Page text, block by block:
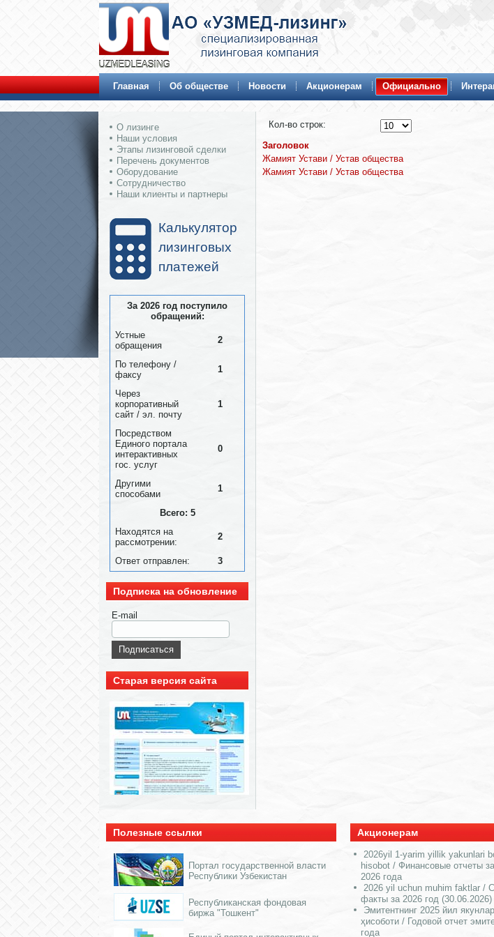
Главная Об обществе Новости Акционерам Официально
О лизинге
Наши условия
Этапы лизинговой сделки
Перечень документов
Оборудование
Сотрудничество
Наши клиенты и партнеры
Калькулятор
лизинговых
платежей
За 2026 год поступило
обращений:
Устные
обращения
2
По телефону /
факсу
1
Через
корпоративный
сайт / эл. почту
1
Посредством
Единого портала
интерактивных
гос. услуг
0
Другими
способами
1
Всего: 5
Находятся на
рассмотрении:
2
Ответ отправлен: 3
Подписка на обновление
E-mail
Старая версия сайта
Кол-во строк:
Заголовок
Жамият Устави / Устав общества
Жамият Устави / Устав общества
Полезные ссылки
Портал государственной власти
Республики Узбекистан
Республиканская фондовая
биржа "Тошкент"
Акционерам
2026yil 1-yarim yillik yakunlari
hisobot / Финансовые отчеты
2026 года
2026 yil uchun muhim faktlar /
факты за 2026 год (30.06.2026)
Эмитентнинг 2025 йил
ҳисоботи / Годовой отчет
года